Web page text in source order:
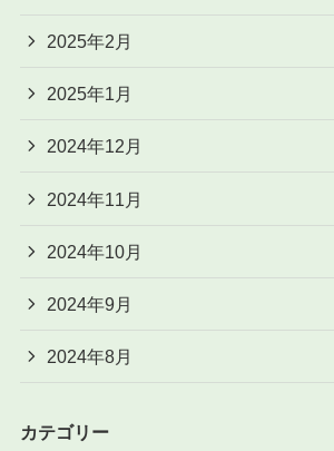
2025年2月
2025年1月
2024年12月
2024年11月
2024年10月
2024年9月
2024年8月
カテゴリー